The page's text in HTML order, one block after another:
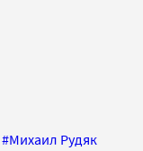
#Михаил Рудяк